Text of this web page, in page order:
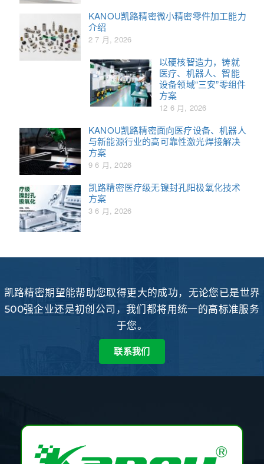
KANOU凯路精密微小精密零件加工能力
介绍
2 7 月, 2026
以硬核智造力，铸就
医疗、机器人、智能
设备领域“三安”零组件
方案
12 6 月, 2026
KANOU凯路精密面向医疗设备、机器人
与新能源行业的高可靠性激光焊接解决
方案
9 6 月, 2026
凯路精密医疗级无镍封孔阳极氧化技术
方案
3 6 月, 2026
凯路精密期望能帮助您取得更大的成功，无论您已是世界
500强企业还是初创公司，我们都将用统一的高标准服务
于您。
联系我们